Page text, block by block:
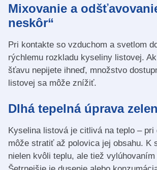
Mixovanie a
neskôr“
Pri kontakte so vzduchom a svetlom
rýchlemu rozkladu kyseliny listovej.
šťavu nepijete ihneď, množstvo
listovej sa môže znížiť.
Dlhá tepelná úprava
Kyselina listová je citlivá na teplo –
môže stratiť až polovica jej obsahu. K
nielen kvôli teplu, ale tiež vylúhovaním